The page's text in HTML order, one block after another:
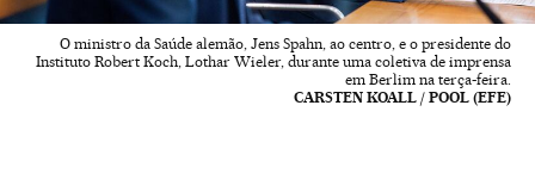
O ministro da Saúde alemão, Jens Spahn, ao centro, e o presidente do
Instituto Robert Koch, Lothar Wieler, durante uma coletiva de imprensa
em Berlim na terça-feira.
CARSTEN KOALL / POOL (EFE)